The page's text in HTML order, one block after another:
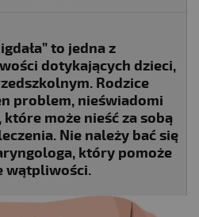
to jedna z
dotykających dzieci,
Rodzice
problem, nieświadomi
może nieść za sobą
Nie należy bać się
który pomoże
wątpliwości.